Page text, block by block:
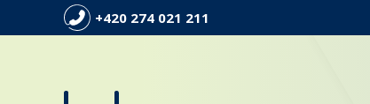
+420 274 021 211